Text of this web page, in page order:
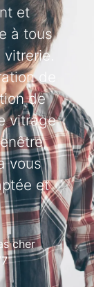
et
à tous
de
de
vitrage
vous
et
cher